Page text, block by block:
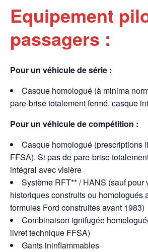
Equipement
passagers :
Pour un véhicule de série :
Casque homologué (à minima
pare-brise totalement fermé, casque
Pour un véhicule de compétition :
Casque homologué (prescriptions
FFSA). Si pas de pare-brise
intégral avec visière
Système RFT** / HANS (sauf pour
historiques construits ou homologués
formules Ford construites avant 1983)
Combinaison ignifugée
livret technique FFSA)
Gants ininflammables